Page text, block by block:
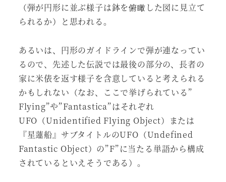
（弾が円形に並ぶ様子は鉢を俯瞰した図に見立て
られるか）と思われる。
あるいは、円形のガイドラインで弾が連なってい
るので、先述した伝説では最後の部分の、長者の
家に米俵を返す様子を含意していると考えられる
かもしれない（なお、ここで挙げられている”
Flying”や”Fantastica”はそれぞれ
UFO（Unidentified Flying Object）または
『星蓮船』サブタイトルのUFO（Undefined
Fantastic Object）の”F”に当たる単語から構成
されているといえそうである）。